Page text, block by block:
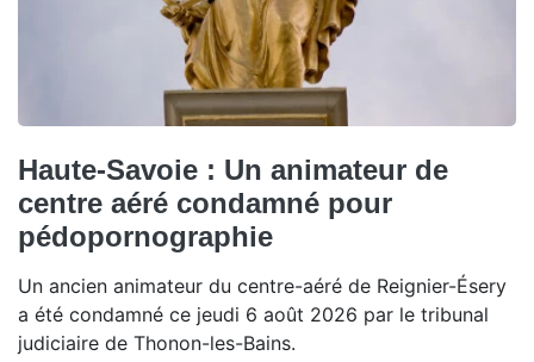
Haute-Savoie : Un animateur de
centre aéré condamné pour
pédopornographie
Un ancien animateur du centre-aéré de Reignier-Ésery
a été condamné ce jeudi 6 août 2026 par le tribunal
judiciaire de Thonon-les-Bains.